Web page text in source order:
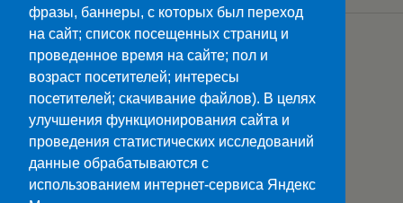
Загрузить Еще Из Этой Категории…
Наверх
Мобильн.
фразы, баннеры, с которых был переход
на сайт; список посещенных страниц и
проведенное время на сайте; пол и
возраст посетителей; интересы
посетителей; скачивание файлов). В целях
улучшения функционирования сайта и
проведения статистических исследований
данные обрабатываются с
использованием интернет-сервиса Яндекс